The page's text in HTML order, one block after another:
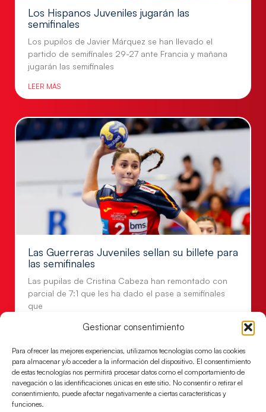
Gestionar consentimiento
Para ofrecer las mejores experiencias, utilizamos tecnologías como las cookies
para almacenar y/o acceder a la información del dispositivo. El consentimiento
de estas tecnologías nos permitirá procesar datos como el comportamiento de
navegación o las identificaciones únicas en este sitio. No consentir o retirar el
consentimiento, puede afectar negativamente a ciertas características y
funciones.
Los Hispanos Juveniles jugarán las
semifinales
Los pupilos de Javier Márquez se han llevado el
partido de semifinales 29-27 ante Francia y mañana
jugarán las semifinales
LEER MÁS
Las Guerreras Juveniles sellan su billete para
las semifinales
Las pupilas de Cristina Cabeza han remontado con
parcial de 7:1 que les ha dado el pase a semifinales
que